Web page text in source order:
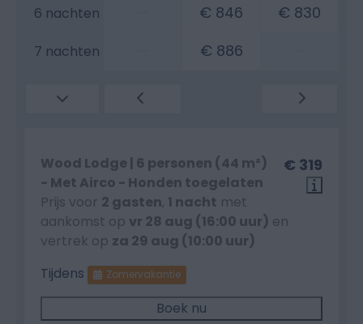
6 nachten € 846 € 830
7 nachten € 886
€ 319
Wood Lodge | 6 personen (44 m²)
- Met Airco - Honden toegelaten
Prijs voor 2 gasten, 1 nacht met
aankomst op vr 28 aug (16:00 uur) en
vertrek op za 29 aug (10:00 uur)
Tijdens
Zomervakantie
Boek nu